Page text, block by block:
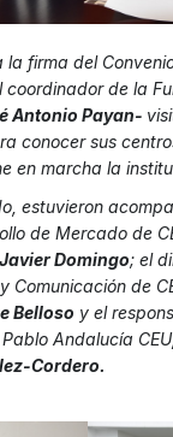
la firma del
coordinador de la
Antonio Payan-
conocer sus
en marcha la
estuvieron
de Mercado de
Domingo; el
Comunicación de
Belloso y el
Andalucía CEU
Cordero.